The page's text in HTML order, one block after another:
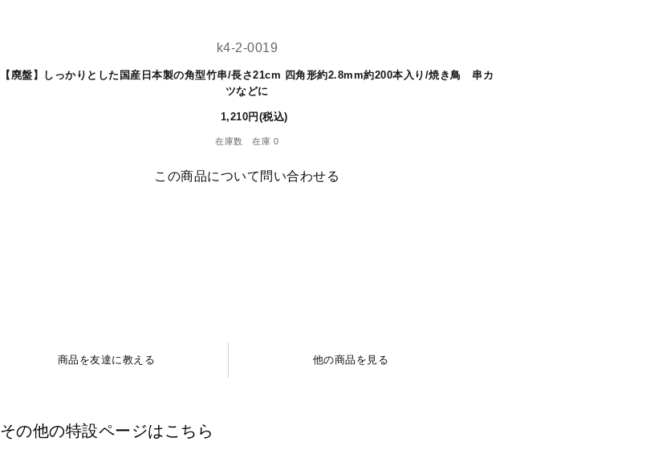
k4-2-0019
【廃盤】しっかりとした国産日本製の角型竹串/長さ21cm 四角形約2.8mm約200本入り/焼き鳥 串カ
ツなどに
1,210円(税込)
在庫数 在庫 0
この商品について問い合わせる
商品を友達に教える 他の商品を見る
その他の特設ページはこちら